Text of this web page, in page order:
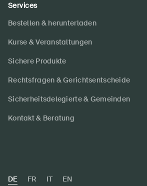
Services
Bestellen & herunterladen
Kurse & Veranstaltungen
Sichere Produkte
Rechtsfragen & Gerichtsentscheide
Sicherheitsdelegierte & Gemeinden
Kontakt & Beratung
DE FR IT EN